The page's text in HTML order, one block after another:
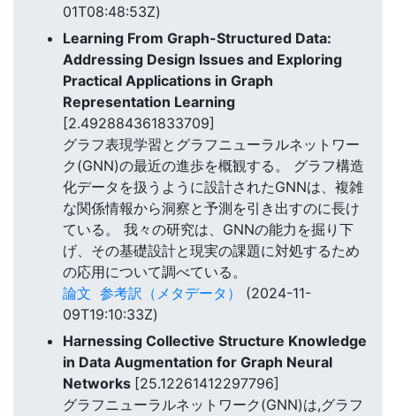
01T08:48:53Z)
Learning From Graph-Structured Data:
Addressing Design Issues and Exploring
Practical Applications in Graph
Representation Learning
[2.492884361833709]
グラフ表現学習とグラフニューラルネットワー
ク(GNN)の最近の進歩を概観する。 グラフ構造
化データを扱うように設計されたGNNは、複雑
な関係情報から洞察と予測を引き出すのに長け
ている。 我々の研究は、GNNの能力を掘り下
げ、その基礎設計と現実の課題に対処するため
の応用について調べている。
論文 参考訳（メタデータ）
(2024-11-
09T19:10:33Z)
Harnessing Collective Structure Knowledge
in Data Augmentation for Graph Neural
Networks [25.12261412297796]
グラフニューラルネットワーク(GNN)は,グラフ